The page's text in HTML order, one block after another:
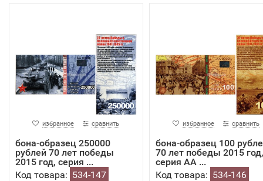
избранное сравнить
бона-образец 250000
рублей 70 лет победы
2015 год, серия ...
Код товара: 534-147
избранное сравнить
бона-образец 100
70 лет победы 2015 год,
серия АА ...
Код товара: 534-146